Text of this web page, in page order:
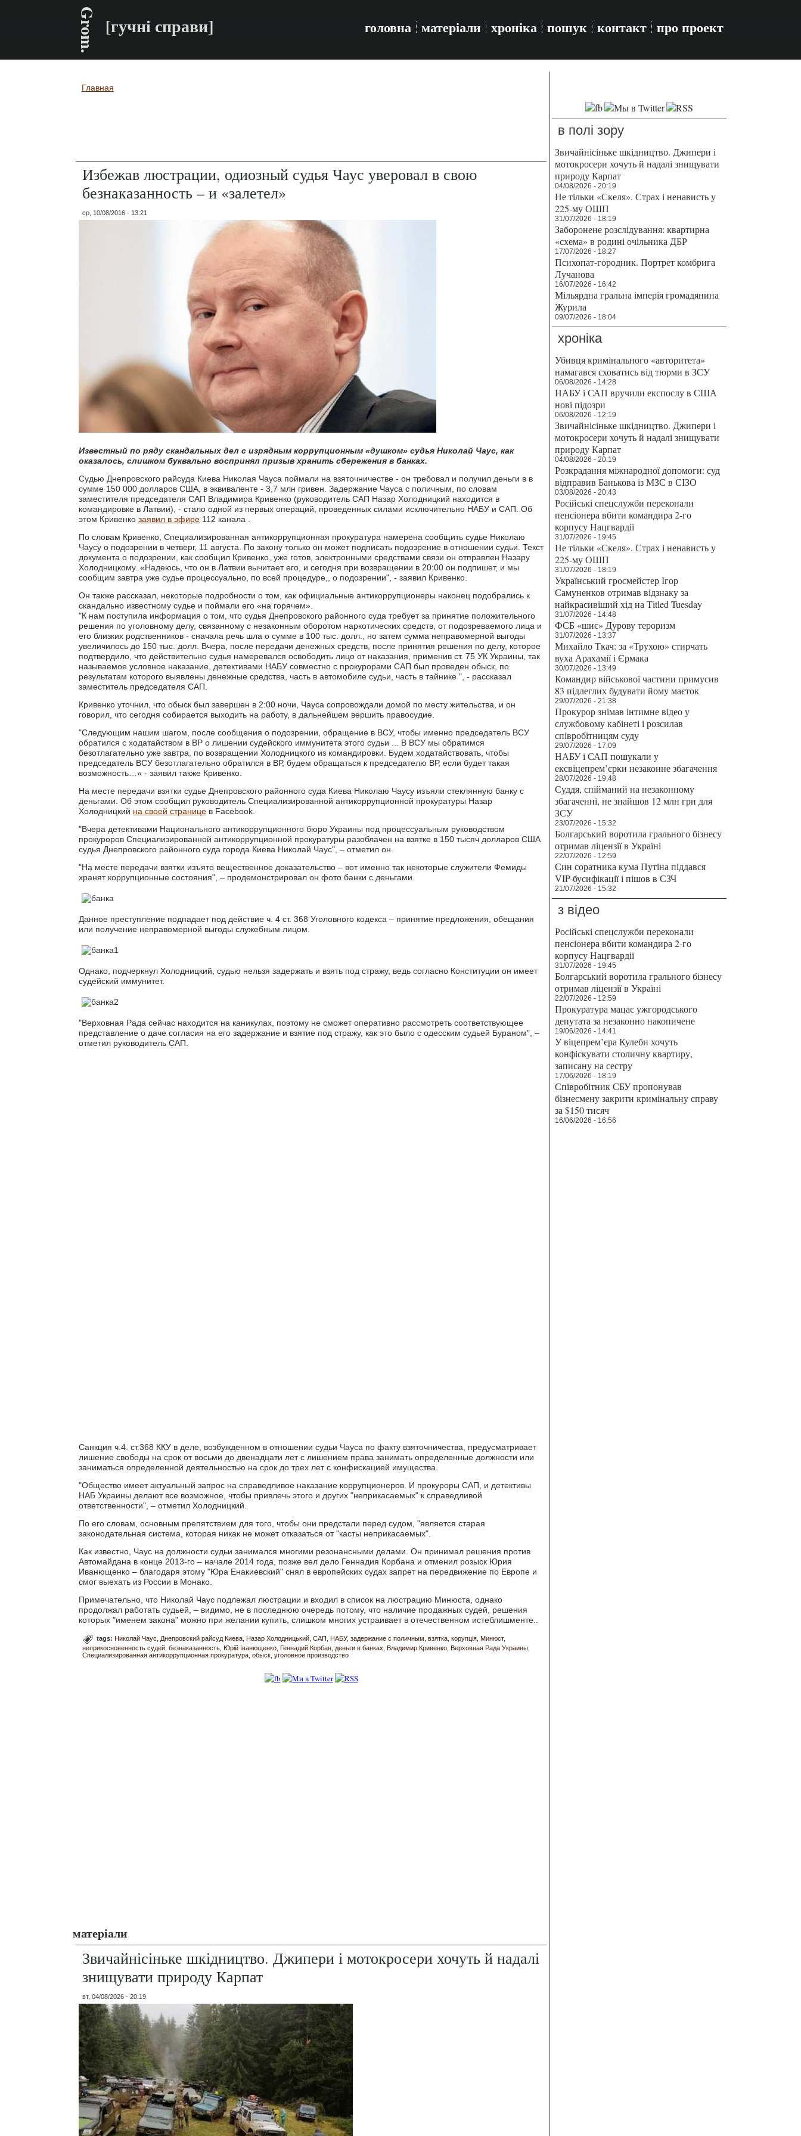
Grom. [гучні справи] головна матеріали хроніка пошук контакт про проект
Вы здесь
Главная
Избежав люстрации, одиозный судья Чаус уверовал в свою
безнаказанность – и «залетел»
ср, 10/08/2016 - 13:21
Известный по ряду скандальных дел с изрядным коррупционным «душком» судья Николай Чаус, как
оказалось, слишком буквально воспринял призыв хранить сбережения в банках.
Судью Днепровского райсуда Киева Николая Чауса поймали на взяточничестве - он требовал и получил деньги в в
сумме 150 000 долларов США, в эквиваленте - 3,7 млн гривен. Задержание Чауса с поличным, по словам
заместителя председателя САП Владимира Кривенко (руководитель САП Назар Холодницкий находится в
командировке в Латвии), - стало одной из первых операций, проведенных силами исключительно НАБУ и САП. Об
этом Кривенко заявил в эфире 112 канала .
По словам Кривенко, Специализированная антикоррупционная прокуратура намерена сообщить судье Николаю
Чаусу о подозрении в четверг, 11 августа. По закону только он может подписать подозрение в отношении судьи. Текст
документа о подозрении, как сообщил Кривенко, уже готов, электронными средствами связи он отправлен Назару
Холодницкому. «Надеюсь, что он в Латвии вычитает его, и сегодня при возвращении в 20:00 он подпишет, и мы
сообщим завтра уже судье процессуально, по всей процедуре,, о подозрении", - заявил Кривенко.
Он также рассказал, некоторые подробности о том, как официальные антикоррупционеры наконец подобрались к
скандально известному судье и поймали его «на горячем».
"К нам поступила информация о том, что судья Днепровского районного суда требует за принятие положительного
решения по уголовному делу, связанному с незаконным оборотом наркотических средств, от подозреваемого лица и
его близких родственников - сначала речь шла о сумме в 100 тыс. долл., но затем сумма неправомерной выгоды
увеличилось до 150 тыс. долл. Вчера, после передачи денежных средств, после принятия решения по делу, которое
подтвердило, что действительно судья намеревался освободить лицо от наказания, применив ст. 75 УК Украины, так
называемое условное наказание, детективами НАБУ совместно с прокурорами САП был проведен обыск, по
результатам которого выявлены денежные средства, часть в автомобиле судьи, часть в тайнике ", - рассказал
заместитель председателя САП.
Кривенко уточнил, что обыск был завершен в 2:00 ночи, Чауса сопровождали домой по месту жительства, и он
говорил, что сегодня собирается выходить на работу, в дальнейшем вершить правосудие.
"Следующим нашим шагом, после сообщения о подозрении, обращение в ВСУ, чтобы именно председатель ВСУ
обратился с ходатайством в ВР о лишении судейского иммунитета этого судьи ... В ВСУ мы обратимся
безотлагательно уже завтра, по возвращении Холодницкого из командировки. Будем ходатайствовать, чтобы
председатель ВСУ безотлагательно обратился в ВР, будем обращаться к председателю ВР, если будет такая
возможность…» - заявил также Кривенко.
На месте передачи взятки судье Днепровского районного суда Киева Николаю Чаусу изъяли стеклянную банку с
деньгами. Об этом сообщил руководитель Специализированной антикоррупционной прокуратуры Назар
Холодницкий на своей странице в Facebook.
"Вчера детективами Национального антикоррупционного бюро Украины под процессуальным руководством
прокуроров Специализированной антикоррупционной прокуратуры разоблачен на взятке в 150 тысяч долларов США
судья Днепровского районного суда города Киева Николай Чаус", – отметил он.
"На месте передачи взятки изъято вещественное доказательство – вот именно так некоторые служители Фемиды
хранят коррупционные состояния", – продемонстрировал он фото банки с деньгами.
Данное преступление подпадает под действие ч. 4 ст. 368 Уголовного кодекса – принятие предложения, обещания
или получение неправомерной выгоды служебным лицом.
Однако, подчеркнул Холодницкий, судью нельзя задержать и взять под стражу, ведь согласно Конституции он имеет
судейский иммунитет.
"Верховная Рада сейчас находится на каникулах, поэтому не сможет оперативно рассмотреть соответствующее
представление о даче согласия на его задержание и взятие под стражу, как это было с одесским судьей Бураном", –
отметил руководитель САП.
Санкция ч.4. ст.368 ККУ в деле, возбужденном в отношении судьи Чауса по факту взяточничества, предусматривает
лишение свободы на срок от восьми до двенадцати лет с лишением права занимать определенные должности или
заниматься определенной деятельностью на срок до трех лет с конфискацией имущества.
"Общество имеет актуальный запрос на справедливое наказание коррупционеров. И прокуроры САП, и детективы
НАБ Украины делают все возможное, чтобы привлечь этого и других "неприкасаемых" к справедливой
ответственности", – отметил Холодницкий.
По его словам, основным препятствием для того, чтобы они предстали перед судом, "является старая
законодательная система, которая никак не может отказаться от "касты неприкасаемых".
Как известно, Чаус на должности судьи занимался многими резонансными делами. Он принимал решения против
Автомайдана в конце 2013-го – начале 2014 года, позже вел дело Геннадия Корбана и отменил розыск Юрия
Иванющенко – благодаря этому "Юра Енакиевский" снял в европейских судах запрет на передвижение по Европе и
смог выехать из России в Монако.
Примечательно, что Николай Чаус подлежал люстрации и входил в список на люстрацию Минюста, однако
продолжал работать судьей, – видимо, не в последнюю очередь потому, что наличие продажных судей, решения
которых "именем закона" можно при желании купить, слишком многих устраивает в отечественном истеблишменте..
tags: Николай Чаус Днепровский райсуд Киева Назар Холодницький САП НАБУ задержание с поличным взятка корупція Минюст
неприкосновенность судей безнаказанность Юрій Іванющенко Геннадий Корбан деньги в банках Владимир Кривенко Верховная Рада Украины
Специализированная антикоррупционная прокуратура обыск уголовное производство
матеріали
Звичайнісіньке шкідництво. Джипери і мотокросери хочуть й надалі
знищувати природу Карпат
вт, 04/08/2026 - 20:19
в полі зору
Звичайнісіньке шкідництво. Джипери і
мотокросери хочуть й надалі знищувати
природу Карпат
04/08/2026 - 20:19
Не тільки «Скеля». Страх і ненависть у
225-му ОШП
31/07/2026 - 18:19
Заборонене розслідування: квартирна
«схема» в родині очільника ДБР
17/07/2026 - 18:27
Психопат-городник. Портрет комбрига
Лучанова
16/07/2026 - 16:42
Мільярдна гральна імперія громадянина
Журила
09/07/2026 - 18:04
хроніка
Убивця кримінального «авторитета»
намагався сховатись від тюрми в ЗСУ
06/08/2026 - 14:28
НАБУ і САП вручили експослу в США
нові підозри
06/08/2026 - 12:19
Звичайнісіньке шкідництво. Джипери і
мотокросери хочуть й надалі знищувати
природу Карпат
04/08/2026 - 20:19
Розкрадання міжнародної допомоги: суд
відправив Банькова із МЗС в СІЗО
03/08/2026 - 20:43
Російські спецслужби переконали
пенсіонера вбити командира 2-го
корпусу Нацгвардії
31/07/2026 - 19:45
Не тільки «Скеля». Страх і ненависть у
225-му ОШП
31/07/2026 - 18:19
Український гросмейстер Ігор
Самуненков отримав відзнаку за
найкрасивіший хід на Titled Tuesday
31/07/2026 - 14:48
ФСБ «шиє» Дурову тероризм
31/07/2026 - 13:37
Михайло Ткач: за «Трухою» стирчать
вуха Арахамії і Єрмака
30/07/2026 - 13:49
Командир військової частини примусив
83 підлеглих будувати йому маєток
29/07/2026 - 21:38
Прокурор знімав інтимне відео у
службовому кабінеті і розсилав
співробітницям суду
29/07/2026 - 17:09
НАБУ і САП пошукали у
ексвіцепрем’єрки незаконне збагачення
28/07/2026 - 19:48
Суддя, спійманий на незаконному
збагаченні, не знайшов 12 млн грн для
ЗСУ
23/07/2026 - 15:32
Болгарський воротила грального бізнесу
отримав ліцензії в Україні
22/07/2026 - 12:59
Син соратника кума Путіна піддався
VIP-бусифікації і пішов в СЗЧ
21/07/2026 - 15:32
з відео
Російські спецслужби переконали
пенсіонера вбити командира 2-го
корпусу Нацгвардії
31/07/2026 - 19:45
Болгарський воротила грального бізнесу
отримав ліцензії в Україні
22/07/2026 - 12:59
Прокуратура мацає ужгородського
депутата за незаконно накопичене
19/06/2026 - 14:41
У віцепрем’єра Кулеби хочуть
конфіскувати столичну квартиру,
записану на сестру
17/06/2026 - 18:19
Співробітник СБУ пропонував
бізнесмену закрити кримінальну справу
за $150 тисяч
16/06/2026 - 16:56